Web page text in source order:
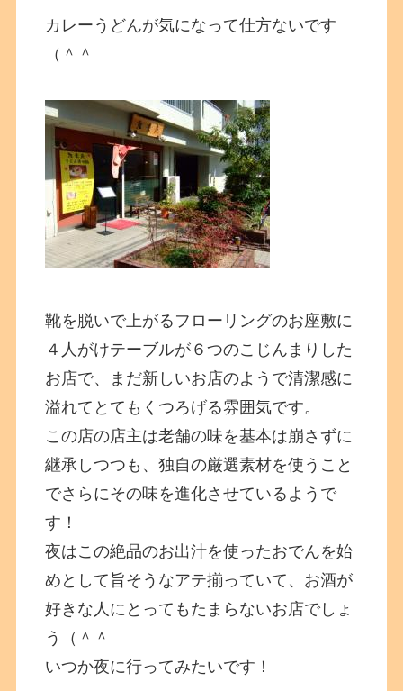
カレーうどんが気になって仕方ないです
（＾＾
靴を脱いで上がるフローリングのお座敷に
４人がけテーブルが６つのこじんまりした
お店で、まだ新しいお店のようで清潔感に
溢れてとてもくつろげる雰囲気です。
この店の店主は老舗の味を基本は崩さずに
継承しつつも、独自の厳選素材を使うこと
でさらにその味を進化させているようで
す！
夜はこの絶品のお出汁を使ったおでんを始
めとして旨そうなアテ揃っていて、お酒が
好きな人にとってもたまらないお店でしょ
う（＾＾
いつか夜に行ってみたいです！